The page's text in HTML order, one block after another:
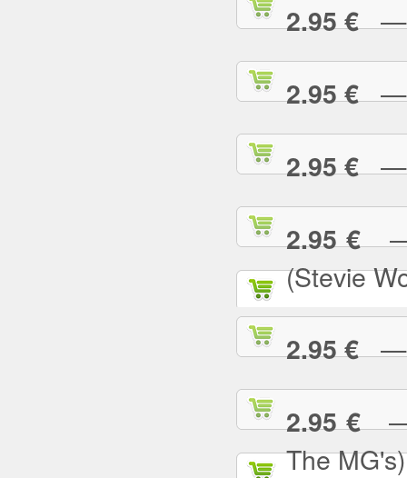
2.95 €—
2.95 €—
2.95 €—
2.95 €—
(Stevie
2.95 €—
2.95 €—
The MG's)